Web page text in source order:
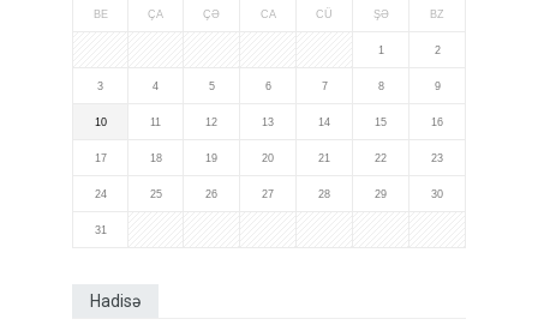
BE ÇA ÇƏ CA CÜ ŞƏ BZ
1 2
3 4 5 6 7 8 9
10 11 12 13 14 15 16
17 18 19 20 21 22 23
24 25 26 27 28 29 30
31
Hadisə